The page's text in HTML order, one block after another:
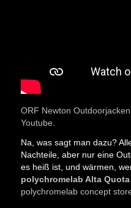
ORF Newton
Youtube.
Na, was sagt man dazu?
Nachteile, aber nur eine
es heiß ist, und wärmen,
polychromelab Alta Quota
polychromelab concept